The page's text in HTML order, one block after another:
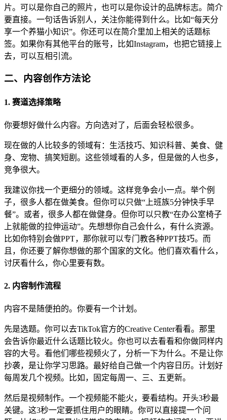
片。可以是你自己的照片，也可以是你设计的品牌标志。简介
要直接。一句话告诉别人，关注你能得到什么。比如“每天分
享一个养猫小知识”。你还可以在简介里加上相关的话题标
签。如果你有其他平台的账号，比如Instagram，也把它链接上
去，可以互相引流。
二、内容创作方法论
1. 赛道选择策略
你要想好做什么内容。方向选对了，后面会轻松很多。
现在做的人比较多的领域有：生活技巧、知识科普、美食、健
身、宠物、搞笑短剧。这些领域看的人多，但是做的人也多，
竞争很大。
我建议你找一个更细分的领域。这样竞争会小一点。举个例
子，很多人都在做美食。但你可以只做“上班族5分钟快手早
餐”。或者，很多人都在做健身。但你可以只教“在办公室椅子
上就能做的拉伸运动”。先想想你自己会什么，有什么资源。
比如你特别会做PPT，那你就可以专门教各种PPT技巧。而
且，你还要了解你想做的那个国家的文化。他们喜欢看什么，
讨厌看什么，你心里要有数。
2. 内容制作流程
内容不是随便拍的。你要有一个计划。
先是选题。你可以去TikTok官方的Creative Center看看。那里
会告诉你最近什么话题比较火。你也可以去看看和你做同样内
容的大号。看他们哪些视频火了，分析一下为什么。不是让你
抄袭，是让你学习思路。最好给自己做一个内容日历。计划好
每周发几个视频。比如，固定每周一、三、五更新。
然后是视频制作。一个视频能不能火，要看结构。开头3秒最
关键。这3秒一定要抓住用户的眼睛。你可以直接提一个问